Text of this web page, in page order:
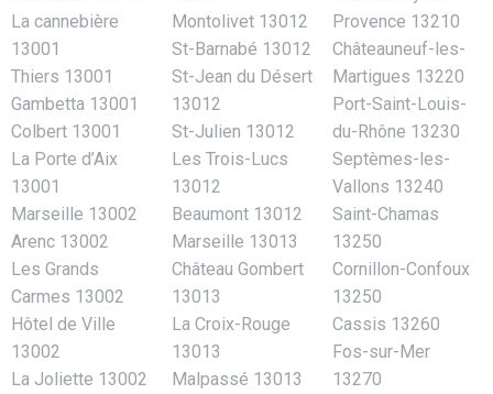
La cannebière
13001
Thiers 13001
Gambetta 13001
Colbert 13001
La Porte d’Aix
13001
Marseille 13002
Arenc 13002
Les Grands
Carmes 13002
Hôtel de Ville
13002
La Joliette 13002
Montolivet 13012
St-Barnabé 13012
St-Jean du Désert
13012
St-Julien 13012
Les Trois-Lucs
13012
Beaumont 13012
Marseille 13013
Château Gombert
13013
La Croix-Rouge
13013
Malpassé 13013
Provence 13210
Châteauneuf-les-
Martigues 13220
Port-Saint-Louis-
du-Rhône 13230
Septèmes-les-
Vallons 13240
Saint-Chamas
13250
Cornillon-Confoux
13250
Cassis 13260
Fos-sur-Mer
13270